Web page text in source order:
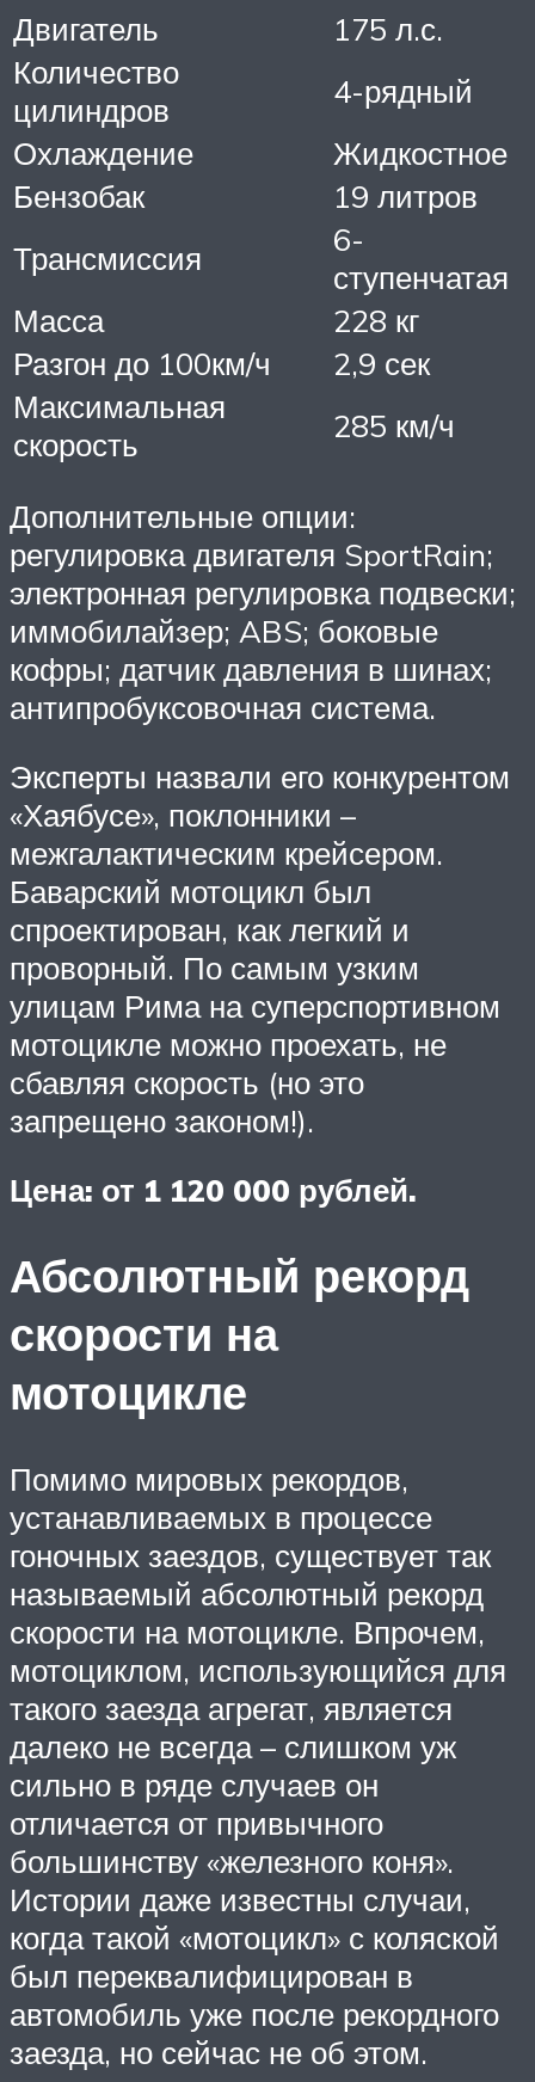
Двигатель
175 л.с.
Количество
цилиндров
4-рядный
Охлаждение
Жидкостное
Бензобак
19 литров
Трансмиссия
6-
ступенчатая
Масса
228 кг
Разгон до 100км/ч
2,9 сек
Максимальная
скорость
285 км/ч
Дополнительные опции:
регулировка двигателя SportRain;
электронная регулировка подвески;
иммобилайзер; ABS; боковые
кофры; датчик давления в шинах;
антипробуксовочная система.
Эксперты назвали его конкурентом
«Хаябусе», поклонники –
межгалактическим крейсером.
Баварский мотоцикл был
спроектирован, как легкий и
проворный. По самым узким
улицам Рима на суперспортивном
мотоцикле можно проехать, не
сбавляя скорость (но это
запрещено законом!).
Цена: от 1 120 000 рублей.
Абсолютный рекорд
скорости на
мотоцикле
Помимо мировых рекордов,
устанавливаемых в процессе
гоночных заездов, существует так
называемый абсолютный рекорд
скорости на мотоцикле. Впрочем,
мотоциклом, использующийся для
такого заезда агрегат, является
далеко не всегда – слишком уж
сильно в ряде случаев он
отличается от привычного
большинству «железного коня».
Истории даже известны случаи,
когда такой «мотоцикл» с коляской
был переквалифицирован в
автомобиль уже после рекордного
заезда, но сейчас не об этом.